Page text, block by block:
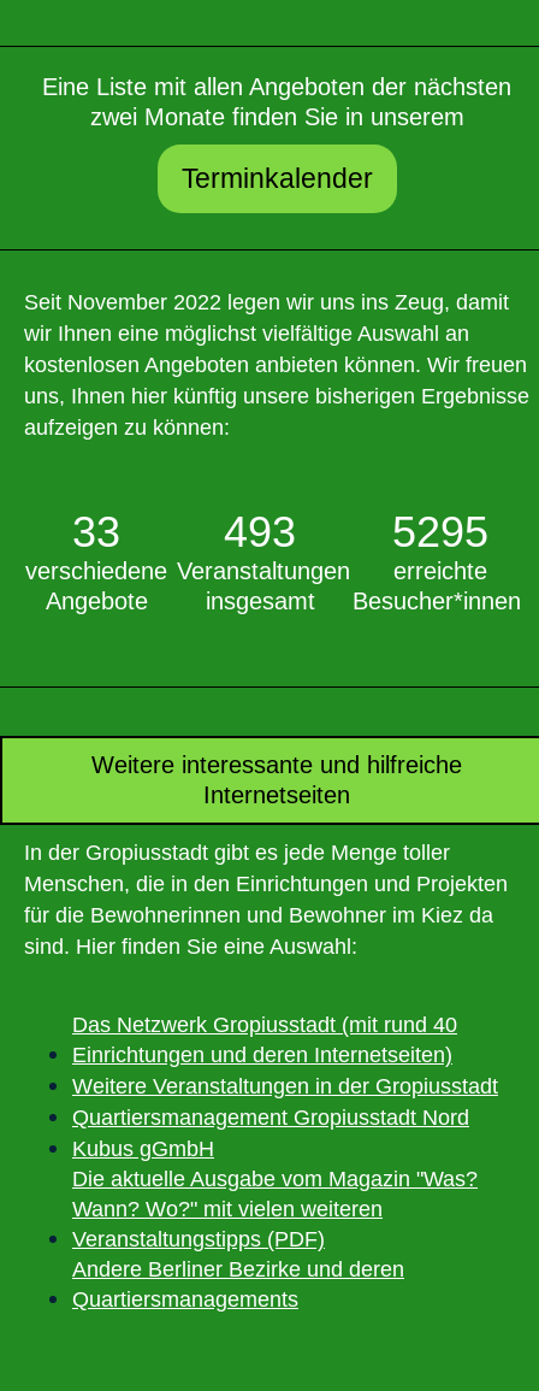
Eine Liste mit allen Angeboten der nächsten
zwei Monate finden Sie in unserem
Terminkalender
Seit November 2022 legen wir uns ins Zeug, damit
wir Ihnen eine möglichst vielfältige Auswahl an
kostenlosen Angeboten anbieten können. Wir freuen
uns, Ihnen hier künftig unsere bisherigen Ergebnisse
aufzeigen zu können:
33 493 5295
verschiedene
Angebote
Veranstaltungen
insgesamt
erreichte
Besucher*innen
Weitere interessante und hilfreiche
Internetseiten
In der Gropiusstadt gibt es jede Menge toller
Menschen, die in den Einrichtungen und Projekten
für die Bewohnerinnen und Bewohner im Kiez da
sind. Hier finden Sie eine Auswahl:
Das Netzwerk Gropiusstadt (mit rund 40
Einrichtungen und deren Internetseiten)
Weitere Veranstaltungen in der Gropiusstadt
Quartiersmanagement Gropiusstadt Nord
Kubus gGmbH
Die aktuelle Ausgabe vom Magazin "Was?
Wann? Wo?" mit vielen weiteren
Veranstaltungstipps (PDF)
Andere Berliner Bezirke und deren
Quartiersmanagements